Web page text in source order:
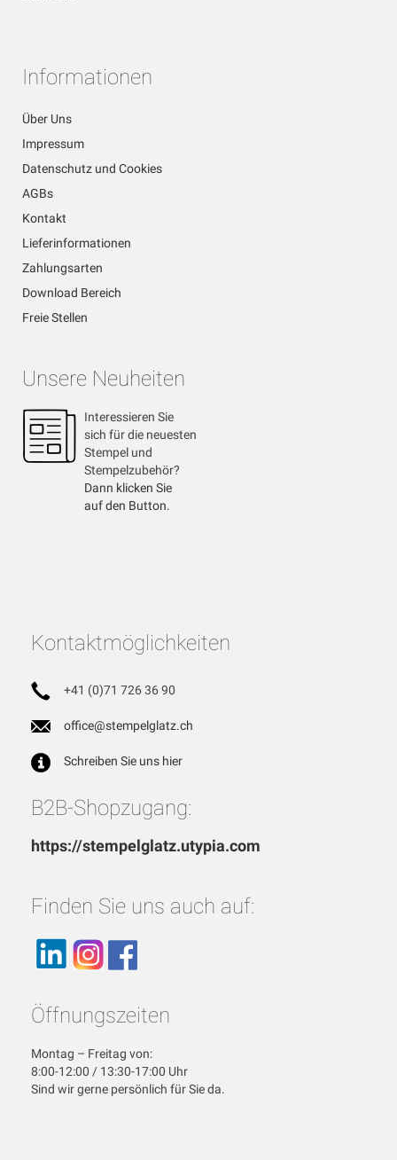
Informationen
Über Uns
Impressum
Datenschutz und Cookies
AGBs
Kontakt
Lieferinformationen
Zahlungsarten
Download Bereich
Freie Stellen
Unsere Neuheiten
Interessieren Sie
sich für die neuesten
Stempel und
Stempelzubehör?
Dann klicken Sie
auf den Button.
Kontaktmöglichkeiten
+41 (0)71 726 36 90
office@stempelglatz.ch
Schreiben Sie uns hier
B2B-Shopzugang:
https://stempelglatz.utypia.com
Finden Sie uns auch auf:
Öffnungszeiten
Montag – Freitag von:
8:00-12:00 / 13:30-17:00 Uhr
Sind wir gerne persönlich für Sie da.